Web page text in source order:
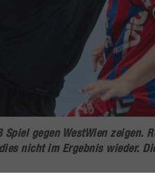
gegen WestWien zeigen.
nicht im Ergebnis wieder.